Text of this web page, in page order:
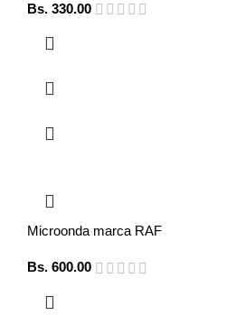
Bs. 330.00
Microonda marca RAF
Bs. 600.00